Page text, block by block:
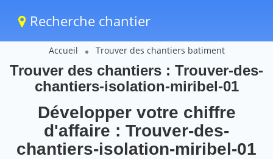
Recherche chantier
Accueil Trouver des chantiers batiment
Trouver des chantiers : Trouver-des-
chantiers-isolation-miribel-01
Développer votre chiffre
d'affaire : Trouver-des-
chantiers-isolation-miribel-01